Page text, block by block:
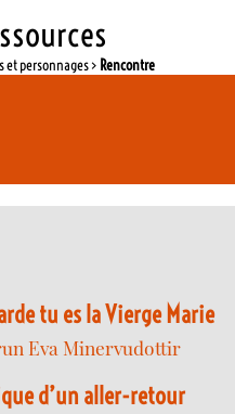
et personnages > Rencontre
tu es la Vierge Marie
Eva Minervudottir
d’un aller-retour